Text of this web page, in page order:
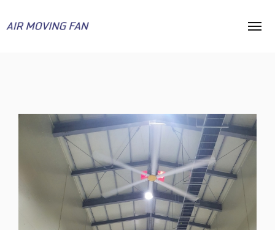
감속기타입
BLDC타입